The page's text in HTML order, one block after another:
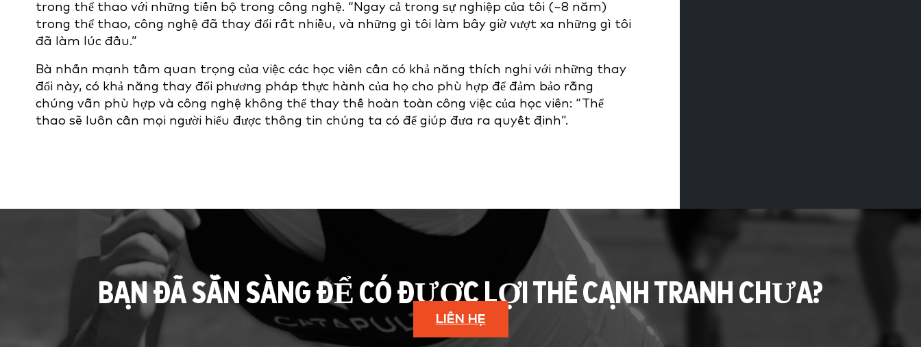
trong thể thao với những tiến bộ trong công nghệ. “Ngay cả trong sự nghiệp của tôi (~8 năm)
trong thể thao, công nghệ đã thay đổi rất nhiều, và những gì tôi làm bây giờ vượt xa những gì tôi
đã làm lúc đầu.”
Bà nhấn mạnh tầm quan trọng của việc các học viên cần có khả năng thích nghi với những thay
đổi này, có khả năng thay đổi phương pháp thực hành của họ cho phù hợp để đảm bảo rằng
chúng vẫn phù hợp và công nghệ không thể thay thế hoàn toàn công việc của học viên: “Thể
thao sẽ luôn cần mọi người hiểu được thông tin chúng ta có để giúp đưa ra quyết định”.
BẠN ĐÃ SẴN SÀNG ĐỂ CÓ ĐƯỢC LỢI THẾ CẠNH TRANH CHƯA?
LIÊN HỆ